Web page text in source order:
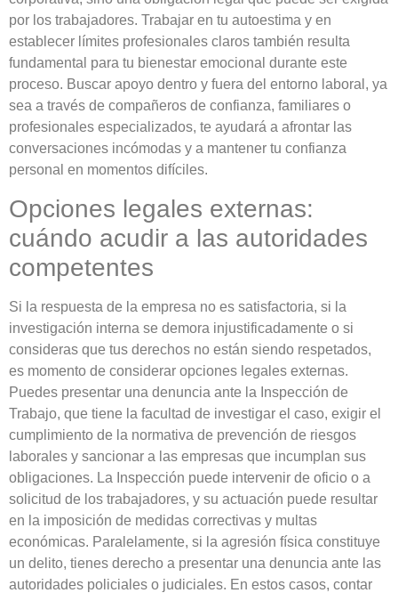
por los trabajadores. Trabajar en tu autoestima y en
establecer límites profesionales claros también resulta
fundamental para tu bienestar emocional durante este
proceso. Buscar apoyo dentro y fuera del entorno laboral, ya
sea a través de compañeros de confianza, familiares o
profesionales especializados, te ayudará a afrontar las
conversaciones incómodas y a mantener tu confianza
personal en momentos difíciles.
Opciones legales externas:
cuándo acudir a las autoridades
competentes
Si la respuesta de la empresa no es satisfactoria, si la
investigación interna se demora injustificadamente o si
consideras que tus derechos no están siendo respetados,
es momento de considerar opciones legales externas.
Puedes presentar una denuncia ante la Inspección de
Trabajo, que tiene la facultad de investigar el caso, exigir el
cumplimiento de la normativa de prevención de riesgos
laborales y sancionar a las empresas que incumplan sus
obligaciones. La Inspección puede intervenir de oficio o a
solicitud de los trabajadores, y su actuación puede resultar
en la imposición de medidas correctivas y multas
económicas. Paralelamente, si la agresión física constituye
un delito, tienes derecho a presentar una denuncia ante las
autoridades policiales o judiciales. En estos casos, contar